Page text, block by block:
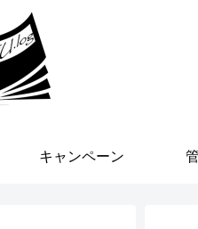
キャンペーン